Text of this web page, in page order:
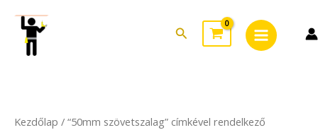
content
Search
Menu
Kezdőlap / “50mm szövetszalag” címkével rendelkező